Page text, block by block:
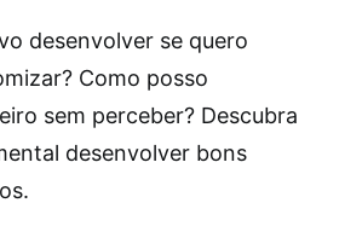
desenvolver se quero
Como posso
sem perceber? Descubra
desenvolver bons